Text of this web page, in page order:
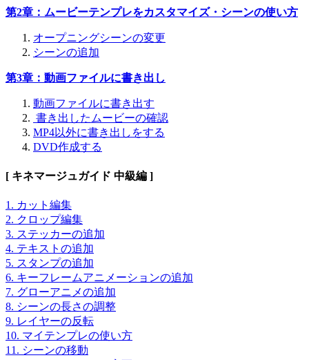
第2章：ムービーテンプレをカスタマイズ・シーンの使い方
オープニングシーンの変更
シーンの追加
第3章：動画ファイルに書き出し
動画ファイルに書き出す
書き出したムービーの確認
MP4以外に書き出しをする
DVD作成する
[ キネマージュガイド 中級編 ]
1. カット編集
2. クロップ編集
3. ステッカーの追加
4. テキストの追加
5. スタンプの追加
6. キーフレームアニメーションの追加
7. グローアニメの追加
8. シーンの長さの調整
9. レイヤーの反転
10. マイテンプレの使い方
11. シーンの移動